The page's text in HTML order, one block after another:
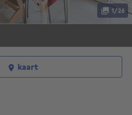
1/26
kaart